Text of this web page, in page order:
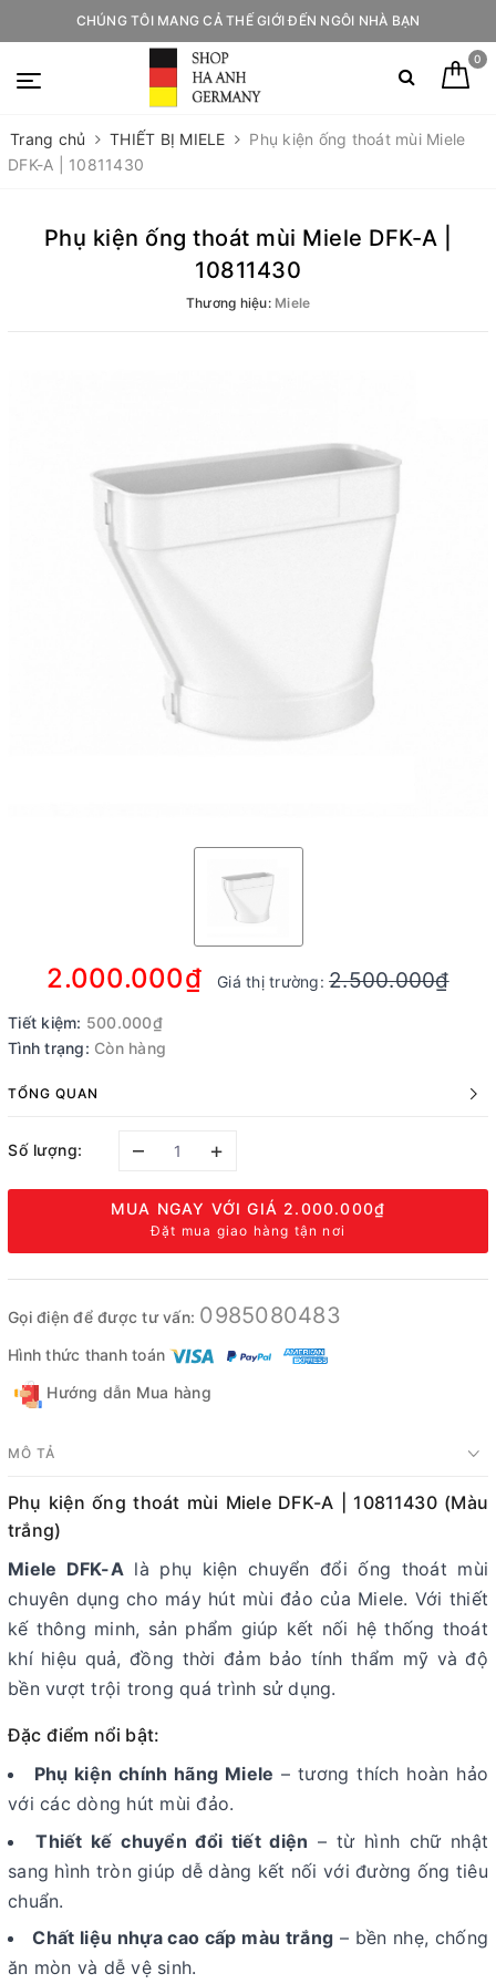
CHÚNG TÔI MANG CẢ THẾ GIỚI ĐẾN NGÔI NHÀ BẠN
0
Trang chủ THIẾT BỊ MIELE
Phụ kiện ống thoát mùi Miele
DFK-A | 10811430
Phụ kiện ống thoát mùi Miele DFK-A |
10811430
Thương hiệu: Miele
2.000.000₫ Giá thị trường:2.500.000₫
Tiết kiệm: 500.000₫
Tình trạng: Còn hàng
TỔNG QUAN
Số lượng: – +
MUA NGAY VỚI GIÁ 2.000.000₫
Đặt mua giao hàng tận nơi
Gọi điện để được tư vấn: 0985080483
Hình thức thanh toán
Hướng dẫn Mua hàng
MÔ TẢ
Phụ kiện ống thoát mùi Miele DFK-A | 10811430 (Màu
trắng)
Miele DFK-Alà phụ kiện chuyển đổi ống thoát mùi
chuyên dụng cho máy hút mùi đảo của Miele. Với thiết
kế thông minh, sản phẩm giúp kết nối hệ thống thoát
khí hiệu quả, đồng thời đảm bảo tính thẩm mỹ và độ
bền vượt trội trong quá trình sử dụng.
Đặc điểm nổi bật:
Phụ kiện chính hãng Miele – tương thích hoàn hảo
với các dòng hút mùi đảo.
Thiết kế chuyển đổi tiết diện – từ hình chữ nhật
sang hình tròn giúp dễ dàng kết nối với đường ống tiêu
chuẩn.
Chất liệu nhựa cao cấp màu trắng – bền nhẹ, chống
ăn mòn và dễ vệ sinh.